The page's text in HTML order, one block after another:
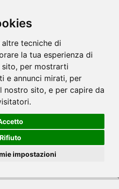
tecniche di
la tua esperienza di
per mostrarti
e annunci mirati, per
nostro sito, e per capire da
Rifiuto
impostazioni